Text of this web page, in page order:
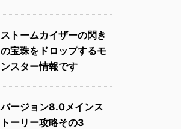
ストームカイザーの閃き
の宝珠をドロップするモ
ンスター情報です
バージョン8.0メインス
トーリー攻略その3